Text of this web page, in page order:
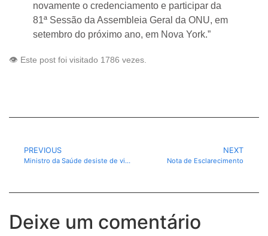
novamente o credenciamento e participar da
81ª Sessão da Assembleia Geral da ONU, em
setembro do próximo ano, em Nova York.”
👁️ Este post foi visitado 1786 vezes.
PREVIOUS
Ministro da Saúde desiste de viagem aos EUA para Assembleia da ONU
NEXT
Nota de Esclarecimento
Deixe um comentário